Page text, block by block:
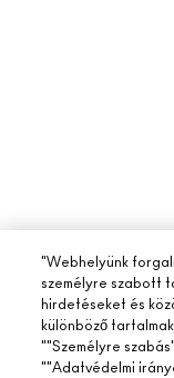
"Webhelyünk
személyre szabott
hirdetéseket és
különböző
""Személyre
""Adatvédelmi